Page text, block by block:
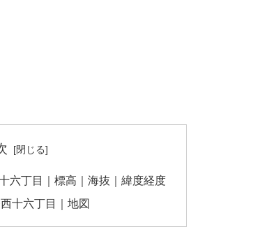
六丁目｜標高｜海抜｜緯度経度
十六丁目｜地図